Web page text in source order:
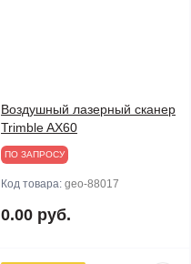
Воздушный лазерный сканер
Trimble AX60
ПО ЗАПРОСУ
Код товара: geo-88017
0.00 руб.